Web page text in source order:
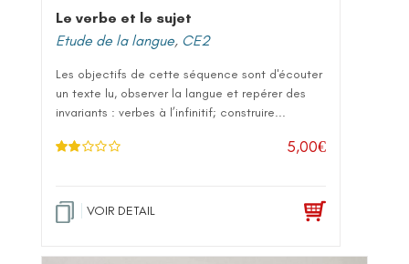
Le verbe et le sujet
Etude de la langue, CE2
Les objectifs de cette séquence sont d'écouter
un texte lu, observer la langue et repérer des
invariants : verbes à l’infinitif; construire...
5,00€
VOIR DETAIL